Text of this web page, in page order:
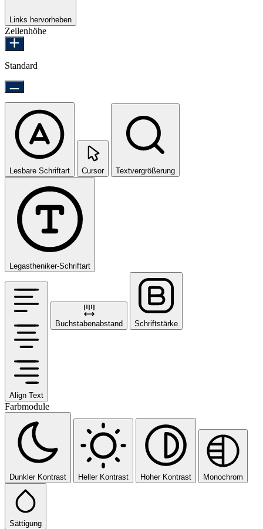
Links hervorheben
Zeilenhöhe
Standard
Lesbare Schriftart Cursor Textvergrößerung
Legastheniker-Schriftart
Align Text
Buchstabenabstand Schriftstärke
Farbmodule
Dunkler Kontrast Heller Kontrast Hoher Kontrast Monochrom
Sättigung